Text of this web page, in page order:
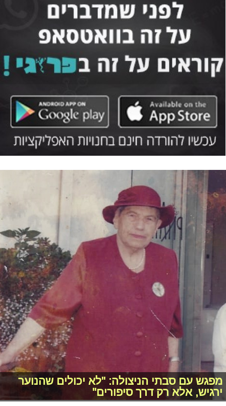
מפגש עם סבתי הניצולה: "לא יכולים שהנוער
ירגיש, אלא רק דרך סיפורים"